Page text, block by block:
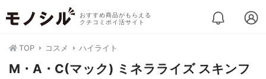
おすすめ商品がもらえる
クチコミポイ活サイト
TOP コスメ ハイライト
M・A・C(マック) ミネラライズ スキンフ